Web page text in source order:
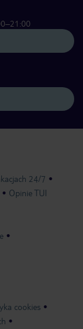
24/7
Opinie TUI
cookies